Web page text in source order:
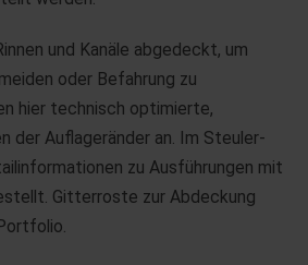
und Kanäle abgedeckt, um
oder Befahrung zu
hier technisch optimierte,
der Auflageränder an. Im Steuler-
zu Ausführungen mit
Gitterroste zur Abdeckung